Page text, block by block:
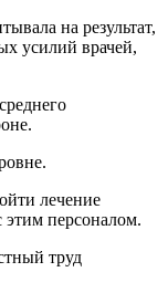
на результат,
усилий врачей,
лечение
этим персоналом.
труд